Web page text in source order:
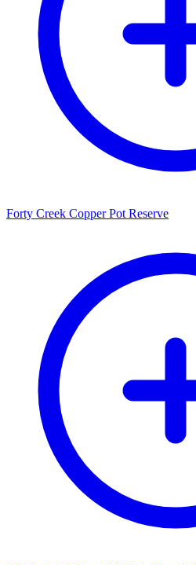
Forty Creek Copper Pot Reserve